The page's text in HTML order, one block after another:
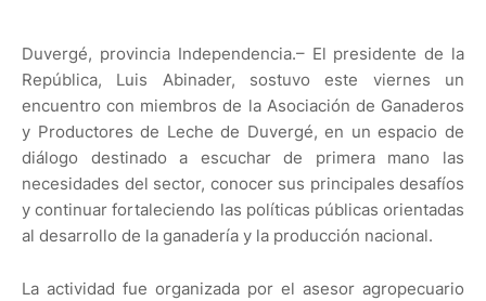
Duvergé, provincia Independencia.– El presidente de la
República, Luis Abinader, sostuvo este viernes un
encuentro con miembros de la Asociación de Ganaderos
y Productores de Leche de Duvergé, en un espacio de
diálogo destinado a escuchar de primera mano las
necesidades del sector, conocer sus principales desafíos
y continuar fortaleciendo las políticas públicas orientadas
al desarrollo de la ganadería y la producción nacional.
La actividad fue organizada por el asesor agropecuario